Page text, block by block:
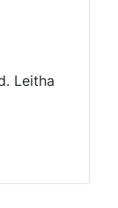
Leitha